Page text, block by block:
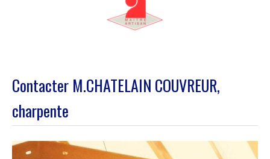
Contacter M.CHATELAIN COUVREUR,
charpente